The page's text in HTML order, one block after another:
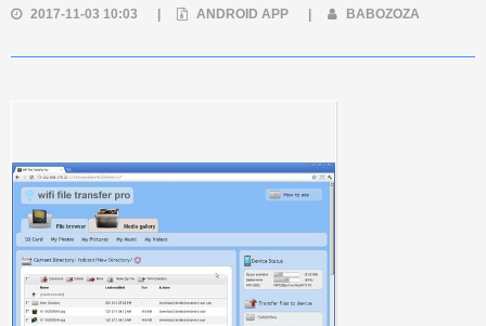
2017-11-03 10:03 ANDROID APP BABOZOZA